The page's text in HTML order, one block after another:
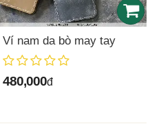
Ví nam da bò may tay
480,000đ